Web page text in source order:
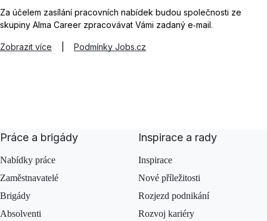
Za účelem zasílání pracovních nabídek budou společnosti ze
skupiny Alma Career zpracovávat Vámi zadaný e‑mail.
Zobrazit více Podmínky Jobs.cz
Práce a brigády
Nabídky práce
Zaměstnavatelé
Brigády
Absolventi
Inspirace a rady
Inspirace
Nové příležitosti
Rozjezd podnikání
Rozvoj kariéry